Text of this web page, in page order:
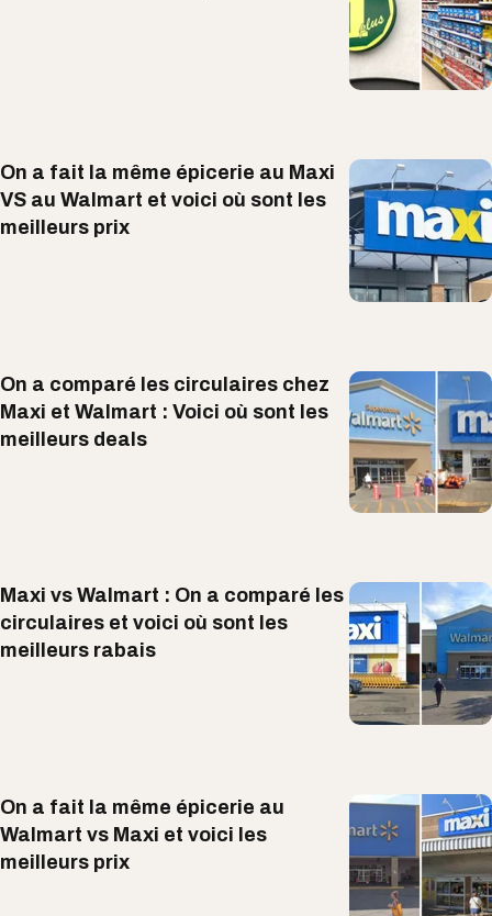
On a fait la même épicerie au Maxi
VS au Walmart et voici où sont les
meilleurs prix
On a comparé les circulaires chez
Maxi et Walmart : Voici où sont les
meilleurs deals
Maxi vs Walmart : On a comparé les
circulaires et voici où sont les
meilleurs rabais
On a fait la même épicerie au
Walmart vs Maxi et voici les
meilleurs prix